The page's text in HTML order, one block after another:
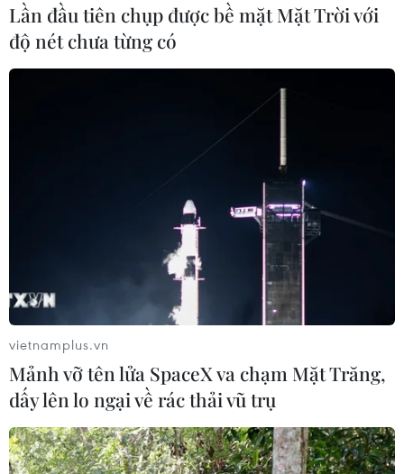
#Sri Lanka #Thông tin tình báo
#Khủng bố quốc tế
#Khủng bố ở Paris
TIN LIÊN QUAN
Lần đầu tiên chụp được bề mặt Mặt Trời với
độ nét chưa từng có
vietnamplus.vn
Mảnh vỡ tên lửa SpaceX va chạm Mặt Trăng,
dấy lên lo ngại về rác thải vũ trụ